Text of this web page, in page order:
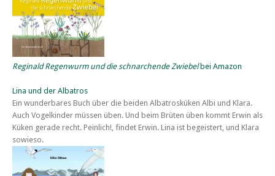
Reginald Regenwurm und die schnarchende Zwiebelbei Amazon
Lina und der Albatros
Ein wunderbares Buch über die beiden Albatrosküken Albi und Klara.
Auch Vogelkinder müssen üben. Und beim Brüten üben kommt Erwin als
Küken gerade recht. Peinlich!, findet Erwin. Lina ist begeistert, und Klara
sowieso.